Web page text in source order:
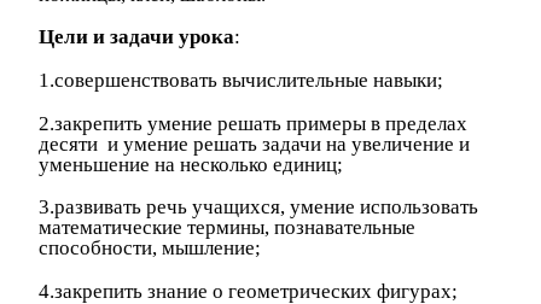
Цели и задачиурока:
1.совершенствовать вычислительные навыки;
2.закрепить умение решать примеры в пределах
десяти и умение решать задачи на увеличение и
уменьшение на несколько единиц;
3.развивать речь учащихся, умение использовать
математические термины, познавательные
способности, мышление;
4.закрепить знание о геометрических фигурах;